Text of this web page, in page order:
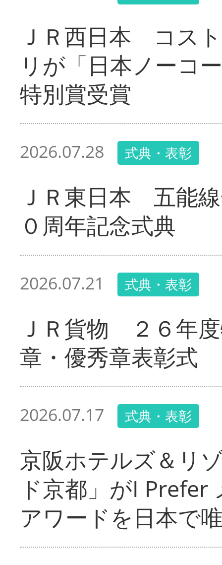
ＪＲ西日本 コス
リが「日本ノーコ
特別賞受賞
2026.07.28 式典・表彰
ＪＲ東日本 五能
０周年記念式典
2026.07.21 式典・表彰
ＪＲ貨物 ２６年
章・優秀章表彰式
2026.07.17 式典・表彰
京阪ホテルズ＆リ
ド京都」がI
アワードを日本で